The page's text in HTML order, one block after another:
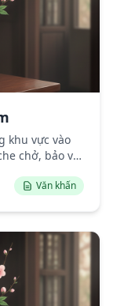
khu vực vào
chở, bảo vệ
Văn khấn